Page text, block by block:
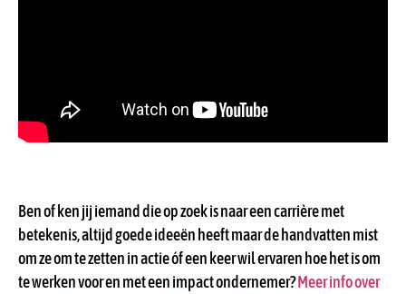
Ben of ken jij iemand die op zoek is naar een carrière met
betekenis, altijd goede ideeën heeft maar de handvatten mist
om ze om te zetten in actie óf een keer wil ervaren hoe het is om
te werken voor en met een impact ondernemer?Meer info over